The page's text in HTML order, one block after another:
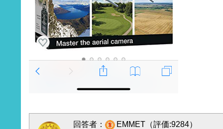
回答者： EMMET（評価:9284）